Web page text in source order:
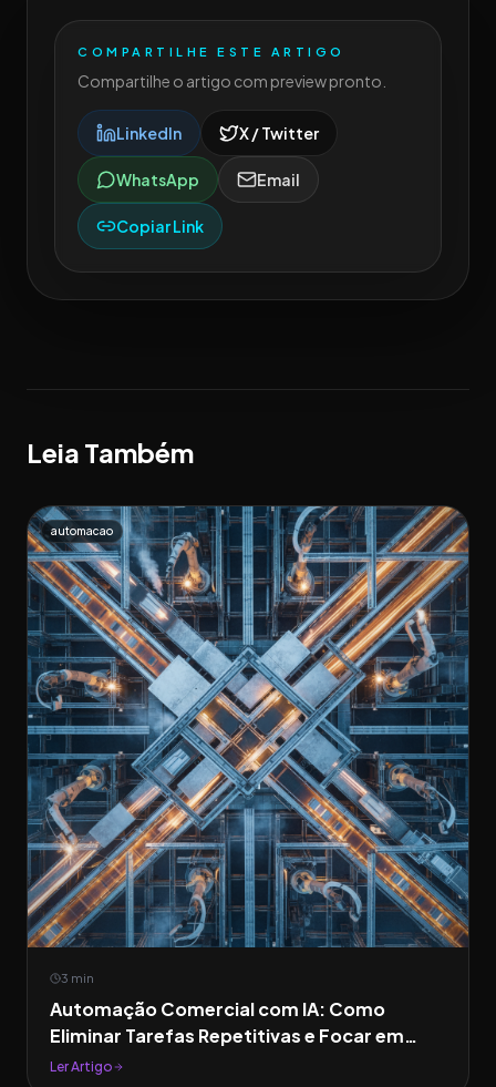
COMPARTILHE ESTE ARTIGO
Compartilhe o artigo com preview pronto.
LinkedIn X / Twitter
WhatsApp Email
Copiar Link
Leia Também
automacao
3 min
Automação Comercial com IA: Como
Eliminar Tarefas Repetitivas e Focar em
Fechar Negócios
Ler Artigo